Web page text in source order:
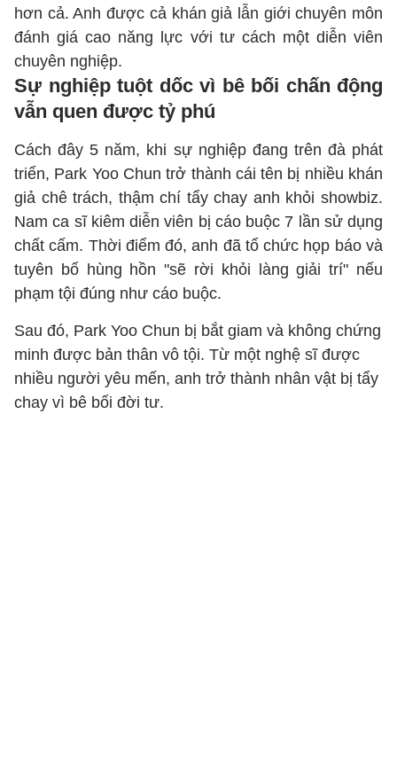
hơn cả. Anh được cả khán giả lẫn giới chuyên môn
đánh giá cao năng lực với tư cách một diễn viên
chuyên nghiệp.
Sự nghiệp tuột dốc vì bê bối chấn động
vẫn quen được tỷ phú
Cách đây 5 năm, khi sự nghiệp đang trên đà phát
triển, Park Yoo Chun trở thành cái tên bị nhiều khán
giả chê trách, thậm chí tẩy chay anh khỏi showbiz.
Nam ca sĩ kiêm diễn viên bị cáo buộc 7 lần sử dụng
chất cấm. Thời điểm đó, anh đã tổ chức họp báo và
tuyên bố hùng hồn "sẽ rời khỏi làng giải trí" nếu
phạm tội đúng như cáo buộc.
Sau đó, Park Yoo Chun bị bắt giam và không chứng
minh được bản thân vô tội. Từ một nghệ sĩ được
nhiều người yêu mến, anh trở thành nhân vật bị tẩy
chay vì bê bối đời tư.